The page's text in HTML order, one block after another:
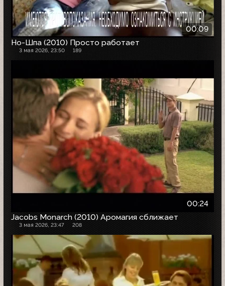
00:09
Но-Шпа (2010) Просто работает
3 мая 2026, 23:50 189
00:24
Jacobs Monarch (2010) Аромагия сближает
3 мая 2026, 23:47 208